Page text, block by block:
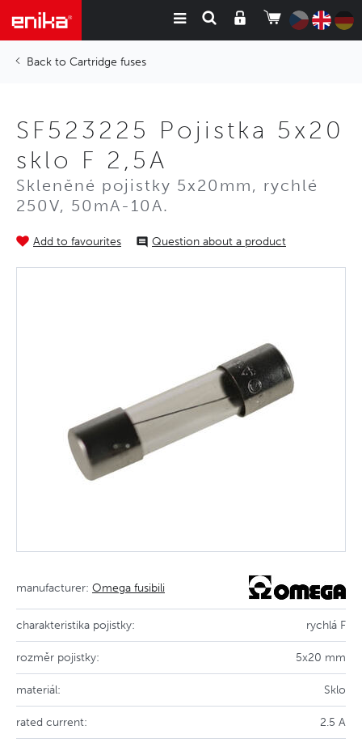
Cartridge fuses
SF523225 Pojistka 5x20
sklo F 2,5A
Skleněné pojistky 5x20mm, rychlé
250V, 50mA-10A.
Add to favourites Question about a product
manufacturer: Omega fusibili
charakteristika pojistky: rychlá F
rozměr pojistky: 5x20 mm
materiál: Sklo
rated current: 2.5 A